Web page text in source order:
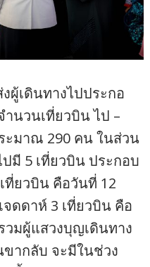
ผู้เดินทางไปประกอ
นวนเที่ยวบิน ไป –
ะมาณ 290 คน ในส่วน
มี 5 เที่ยวบิน ประกอบ
ที่ยวบิน คือวันที่ 12
ดดาห์ 3 เที่ยวบิน คือ
วมผู้แสวงบุญเดินทาง
ขากลับ จะมีในช่วง